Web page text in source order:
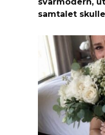
samtalet